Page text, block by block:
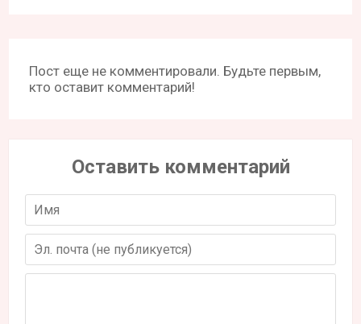
Пост еще не комментировали. Будьте первым,
кто оставит комментарий!
Оставить комментарий